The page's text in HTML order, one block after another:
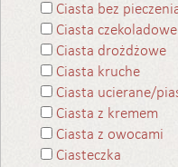
Ciasta bez
Ciasta czekoladowe
Ciasta drożdżowe
Ciasta kruche
Ciasta ucierane/
Ciasta z kremem
Ciasta z owocami
Ciasteczka